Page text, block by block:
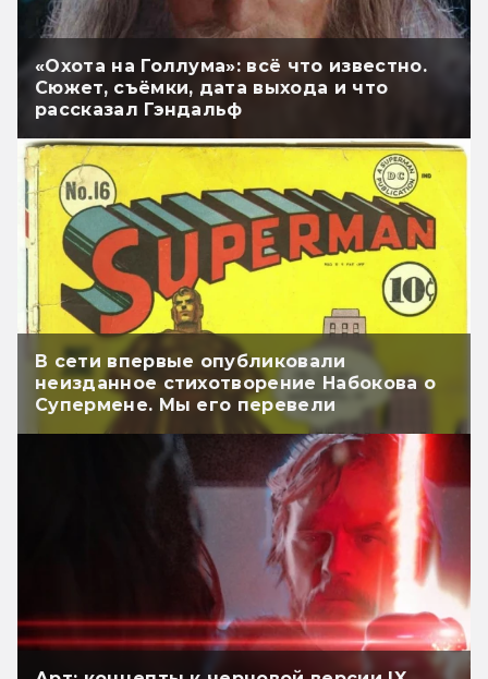
«Охота на Голлума»: всё что известно.
Сюжет, съёмки, дата выхода и что
рассказал Гэндальф
В сети впервые опубликовали
неизданное стихотворение Набокова о
Супермене. Мы его перевели